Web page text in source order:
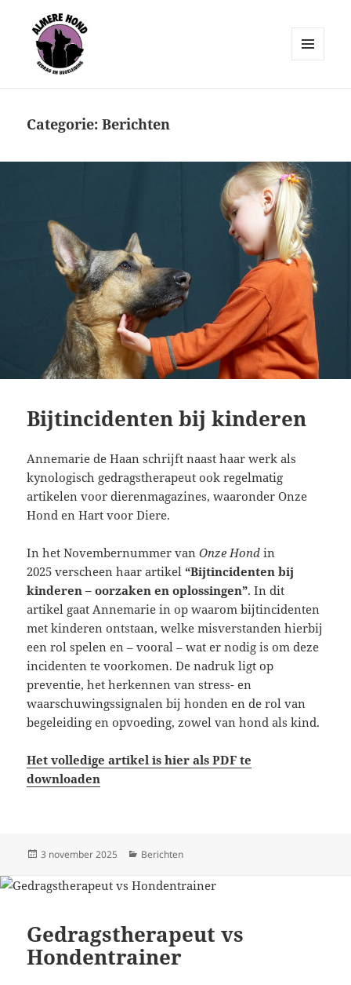
Categorie:Berichten
Bijtincidenten bij kinderen
Annemarie de Haan schrijft naast haar werk als
kynologisch gedragstherapeut ook regelmatig
artikelen voor dierenmagazines, waaronder Onze
Hond en Hart voor Diere.
In het Novembernummer vanOnze Hond in
2025 verscheen haar artikel“Bijtincidenten bij
kinderen – oorzaken en oplossingen”. In dit
artikel gaat Annemarie in op waarom bijtincidenten
met kinderen ontstaan, welke misverstanden hierbij
een rol spelen en – vooral – wat er nodig is om deze
incidenten te voorkomen. De nadruk ligt op
preventie, het herkennen van stress- en
waarschuwingssignalen bij honden en de rol van
begeleiding en opvoeding, zowel van hond als kind.
Het volledige artikel is hier als PDF te
downloaden
Geplaatst
3 november 2025 Categorieën
Berichten
Gedragstherapeut vs
Hondentrainer